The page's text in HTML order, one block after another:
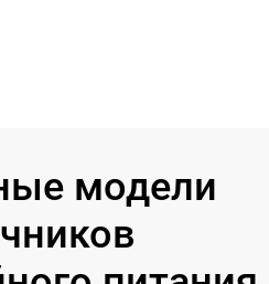
модели